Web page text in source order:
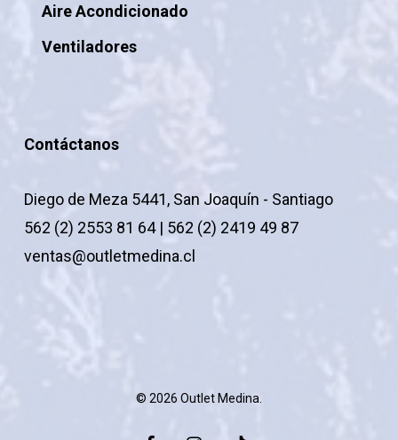
Aire Acondicionado
Ventiladores
Contáctanos
Diego de Meza 5441, San Joaquín - Santiago
562 (2) 2553 81 64 | 562 (2) 2419 49 87
ventas@outletmedina.cl
© 2026 Outlet Medina.